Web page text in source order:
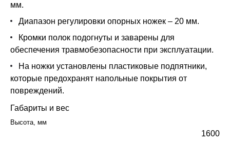
мм.
Диапазон регулировки опорных ножек – 20 мм.
Кромки полок подогнуты и заварены для
обеспечения травмобезопасности при эксплуатации.
На ножки установлены пластиковые подпятники,
которые предохранят напольные покрытия от
повреждений.
Габариты и вес
Высота, мм
1600